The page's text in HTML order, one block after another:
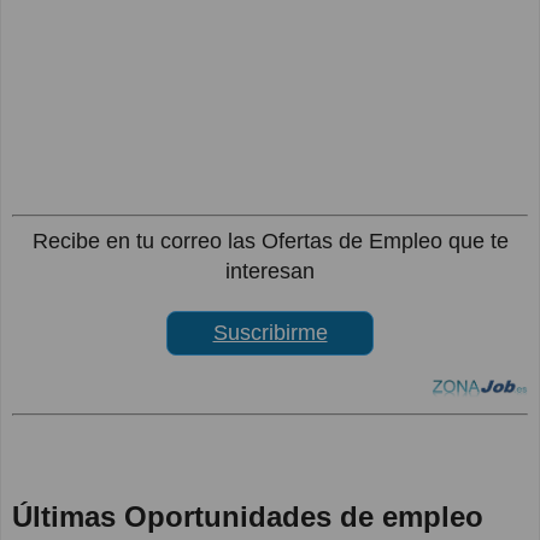
Recibe en tu correo las Ofertas de Empleo que te
interesan
Suscribirme
Últimas Oportunidades de empleo